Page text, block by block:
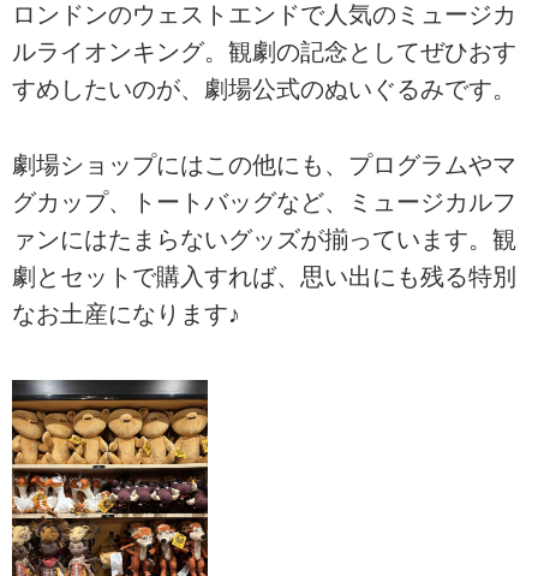
ロンドンのウェストエンドで人気のミュージカ
ルライオンキング。観劇の記念としてぜひおす
すめしたいのが、劇場公式のぬいぐるみです。
劇場ショップにはこの他にも、プログラムやマ
グカップ、トートバッグなど、ミュージカルフ
ァンにはたまらないグッズが揃っています。観
劇とセットで購入すれば、思い出にも残る特別
なお土産になります♪